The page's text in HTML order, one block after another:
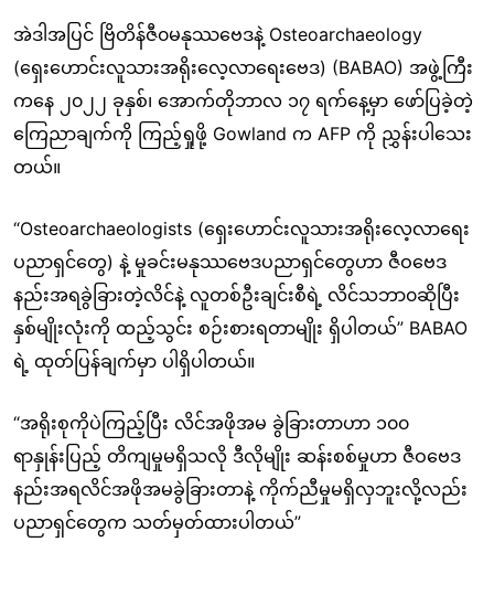
အဲဒါအပြင် ဗြိတိန်ဇီ၀မနုဿဗေဒနဲ့ Osteoarchaeology
(ရှေးဟောင်းလူသားအရိုးလေ့လာရေးဗေဒ) (BABAO) အဖွဲ့ကြီး
ကနေ ၂၀၂၂ ခုနှစ်၊ အောက်တိုဘာလ ၁၇ ရက်နေ့မှာ ဖော်ပြခဲ့တဲ့
ကြေညာချက်ကို ကြည့်ရှုဖို့ Gowland က AFP ကို ညွှန်းပါသေး
တယ်။
“Osteoarchaeologists (ရှေးဟောင်းလူသားအရိုးလေ့လာရေး
ပညာရှင်တွေ) နဲ့ မှုခင်းမနုဿဗေဒပညာရှင်တွေဟာ ဇီဝဗေဒ
နည်းအရခွဲခြားတဲ့လိင်နဲ့ လူတစ်ဦးချင်းစီရဲ့ လိင်သဘာ၀ဆိုပြီး
နှစ်မျိုးလုံးကို ထည့်သွင်း စဉ်းစားရတာမျိုး ရှိပါတယ်” BABAO
ရဲ့ ထုတ်ပြန်ချက်မှာ ပါရှိပါတယ်။
“အရိုးစုကိုပဲကြည့်ပြီး လိင်အဖိုအမ ခွဲခြားတာဟာ ၁၀၀
ရာနှုန်းပြည့် တိကျမှုမရှိသလို ဒီလိုမျိုး ဆန်းစစ်မှုဟာ ဇီဝဗေဒ
နည်းအရလိင်အဖိုအမခွဲခြားတာနဲ့ ကိုက်ညီမှုမရှိလှဘူးလို့လည်း
ပညာရှင်တွေက သတ်မှတ်ထားပါတယ်”